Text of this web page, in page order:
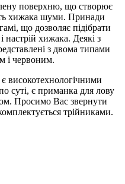
поверхню, що створює
хижака шуми. Принади
що дозволяє підібрати
настрій хижака. Деякі з
з двома типами
і червоним.
є високотехнологічними
суті, є приманка для лову
Просимо Вас звернути
трійниками.